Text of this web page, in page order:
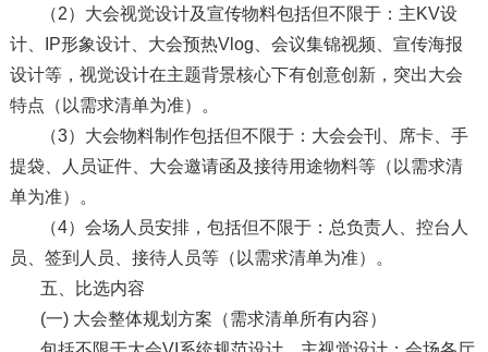
（2）大会视觉设计及宣传物料包括但不限于：主KV设
计、IP形象设计、大会预热Vlog、会议集锦视频、宣传海报
设计等，视觉设计在主题背景核心下有创意创新，突出大会
特点（以需求清单为准）。
（3）大会物料制作包括但不限于：大会会刊、席卡、手
提袋、人员证件、大会邀请函及接待用途物料等（以需求清
单为准）。
（4）会场人员安排，包括但不限于：总负责人、控台人
员、签到人员、接待人员等（以需求清单为准）。
五、比选内容
(一) 大会整体规划方案（需求清单所有内容）